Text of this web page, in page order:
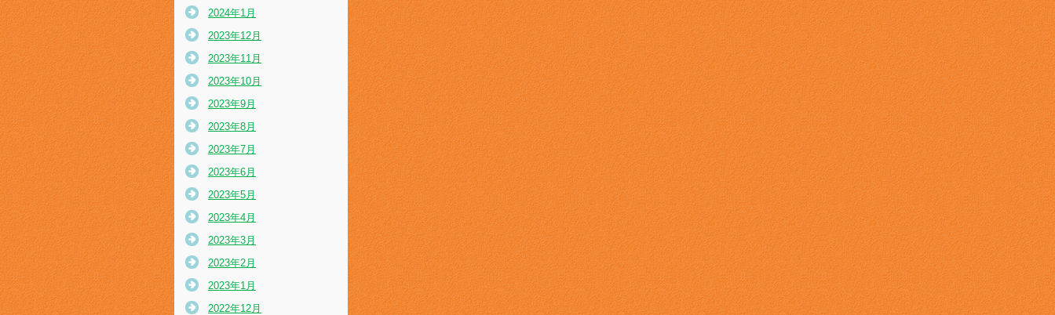
2024年1月
2023年12月
2023年11月
2023年10月
2023年9月
2023年8月
2023年7月
2023年6月
2023年5月
2023年4月
2023年3月
2023年2月
2023年1月
2022年12月